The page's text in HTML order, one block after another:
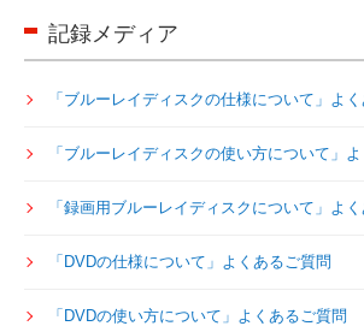
記録メディア
「ブルーレイディスクの仕様について」よ
「ブルーレイディスクの使い方について」
「録画用ブルーレイディスクについて」よ
「DVDの仕様について」よくあるご質問
「DVDの使い方について」よくあるご質問